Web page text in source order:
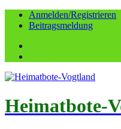
Anmelden/Registrieren
Beitragsmeldung
Heimatbote-